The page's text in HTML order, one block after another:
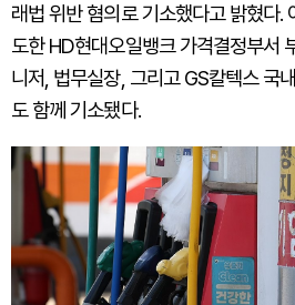
래법 위반 혐의로 기소했다고 밝혔다.
도한 HD현대오일뱅크 가격결정부서
니저, 법무실장, 그리고 GS칼텍스 국
도 함께 기소됐다.